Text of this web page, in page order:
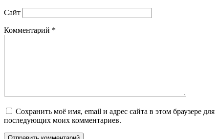
Сайт
Комментарий *
Сохранить моё имя, email и адрес сайта в этом браузере для
последующих моих комментариев.